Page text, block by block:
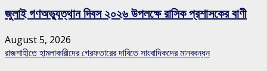
জুলাই গণঅভ্যুত্থান দিবস ২০২৬ উপলক্ষে রাসিক প্রশাসকের বাণী
August 5, 2026
রাজশাহীতে হামলাকারীদের গ্রেফতারের দাবিতে সাংবাদিকদের মানববন্ধন